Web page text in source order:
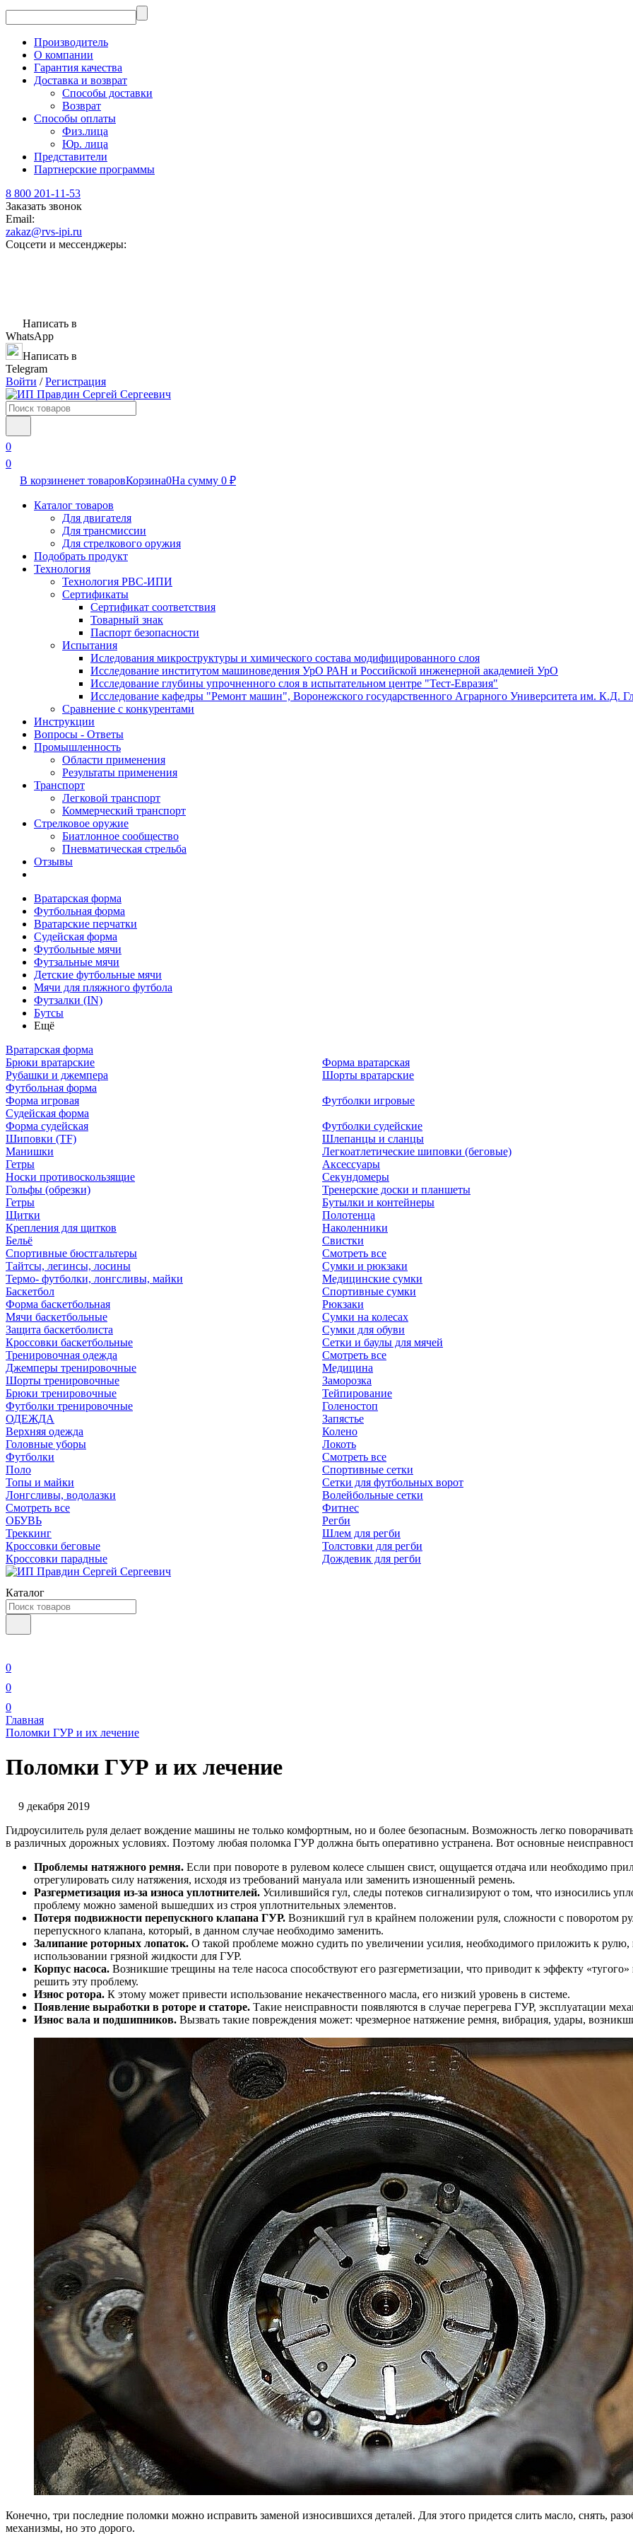
Производитель
О компании
Гарантия качества
Доставка и возврат
Способы доставки
Возврат
Способы оплаты
Физ.лица
Юр. лица
Представители
Партнерские программы
8 800 201-11-53
Заказать звонок
Email:
zakaz@rvs-ipi.ru
Соцсети и мессенджеры:
Написать в
WhatsApp
Написать в
Telegram
Войти /Регистрация
0
0
В корзиненет товаровКорзина0На сумму 0 ₽
Каталог товаров
Для двигателя
Для трансмиссии
Для стрелкового оружия
Подобрать продукт
Технология
Технология РВС-ИПИ
Сертификаты
Сертификат соответствия
Товарный знак
Паспорт безопасности
Испытания
Иследования микроструктуры и химического состава модифицированного слоя
Исследование институтом машиноведения УрО РАН и Российской инженерной академией УрО
Исследование глубины упрочненного слоя в испытательном центре "Тест-Евразия"
Исследование кафедры "Ремонт машин", Воронежского государственного Аграрного Университета им. К.Д.
Сравнение с конкурентами
Инструкции
Вопросы - Ответы
Промышленность
Области применения
Результаты применения
Транспорт
Легковой транспорт
Коммерческий транспорт
Стрелковое оружие
Биатлонное сообщество
Пневматическая стрельба
Отзывы
Вратарская форма
Футбольная форма
Вратарские перчатки
Судейская форма
Футбольные мячи
Футзальные мячи
Детские футбольные мячи
Мячи для пляжного футбола
Футзалки (IN)
Бутсы
Ещё
Вратарская форма
Брюки вратарские
Рубашки и джемпера
Форма вратарская
Шорты вратарские
Футбольная форма
Форма игровая
Футболки игровые
Судейская форма
Форма судейская
Футболки судейские
Шиповки (TF)
Манишки
Гетры
Носки противоскользящие
Гольфы (обрезки)
Гетры
Щитки
Крепления для щитков
Бельё
Спортивные бюстгальтеры
Тайтсы, легинсы, лосины
Термо- футболки, лонгсливы, майки
Баскетбол
Форма баскетбольная
Мячи баскетбольные
Защита баскетболиста
Кроссовки баскетбольные
Тренировочная одежда
Джемперы тренировочные
Шорты тренировочные
Брюки тренировочные
Футболки тренировочные
ОДЕЖДА
Верхняя одежда
Головные уборы
Футболки
Поло
Топы и майки
Лонгсливы, водолазки
Смотреть все
ОБУВЬ
Треккинг
Кроссовки беговые
Кроссовки парадные
Шлепанцы и сланцы
Легкоатлетические шиповки (беговые)
Аксессуары
Секундомеры
Тренерские доски и планшеты
Бутылки и контейнеры
Полотенца
Наколенники
Свистки
Смотреть все
Сумки и рюкзаки
Медицинские сумки
Спортивные сумки
Рюкзаки
Сумки на колесах
Сумки для обуви
Сетки и баулы для мячей
Смотреть все
Медицина
Заморозка
Тейпирование
Голеностоп
Запястье
Колено
Локоть
Смотреть все
Спортивные сетки
Сетки для футбольных ворот
Волейбольные сетки
Фитнес
Регби
Шлем для регби
Толстовки для регби
Дождевик для регби
Каталог
0
0
0
Главная
Поломки ГУР и их лечение
Поломки ГУР и их лечение
9 декабря 2019
Гидроусилитель руля делает вождение машины не только комфортным, но и более безопасным. Возможность легко
в различных дорожных условиях. Поэтому любая поломка ГУР должна быть оперативно устранена. Вот основные
Проблемы натяжного ремня. Если при повороте в рулевом колесе слышен свист, ощущается отдача или необходимо
отрегулировать силу натяжения, исходя из требований мануала или заменить изношенный ремень.
Разгерметизация из-за износа уплотнителей. Усилившийся гул, следы потеков сигнализируют о том, что износились
проблему можно заменой вышедших из строя уплотнительных элементов.
Потеря подвижности перепускного клапана ГУР. Возникший гул в крайнем положении руля, сложности с поворотом
перепускного клапана, который, в данном случае необходимо заменить.
Залипание роторных лопаток. О такой проблеме можно судить по увеличении усилия, необходимого приложить к
использовании грязной жидкости для ГУР.
Корпус насоса. Возникшие трещины на теле насоса способствуют его разгерметизации, что приводит к эффекту
решить эту проблему.
Износ ротора. К этому может привести использование некачественного масла, его низкий уровень в системе.
Появление выработки в роторе и статоре. Такие неисправности появляются в случае перегрева ГУР, эксплуатации
Износ вала и подшипников. Вызвать такие повреждения может: чрезмерное натяжение ремня, вибрация, удары,
Конечно, три последние поломки можно исправить заменой износившихся деталей. Для этого придется слить масло, снять,
механизмы, но это дорого.